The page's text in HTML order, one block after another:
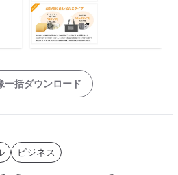
一括ダウンロード
ビジネス